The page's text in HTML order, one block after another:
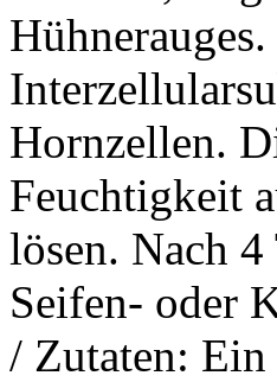
Hornzellen.
Feuchtigkeit
lösen. Nach
Seifen- oder
/ Zutaten: